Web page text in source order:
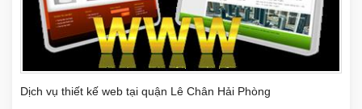
Dịch vụ thiết kế web tại quận Lê Chân Hải Phòng